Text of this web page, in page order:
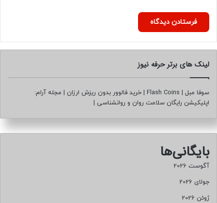
لینک های برتر حرفه نیوز
سوفا مبل |
Flash Coins
| خرید فالوور بدون ریزش ارزان | مجله آرام:
اپلیکیشن رایگان سلامت روان و روانشناسی |
بایگانی‌ها
آگوست 2026
جولای 2026
ژوئن 2026